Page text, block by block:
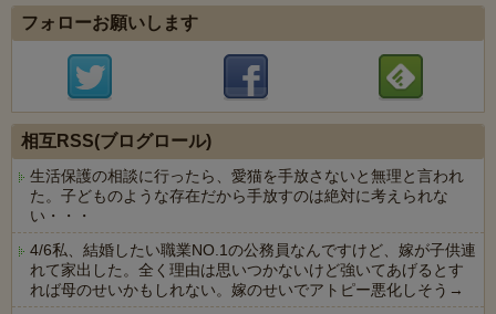
フォローお願いします
相互RSS(ブログロール)
生活保護の相談に行ったら、愛猫を手放さないと無理と言われ
た。子どものような存在だから手放すのは絶対に考えられな
い・・・
4/6私、結婚したい職業NO.1の公務員なんですけど、嫁が子供連
れて家出した。全く理由は思いつかないけど強いてあげるとす
れば母のせいかもしれない。嫁のせいでアトピー悪化しそう→